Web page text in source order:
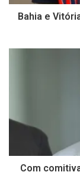
Bahia e
Com